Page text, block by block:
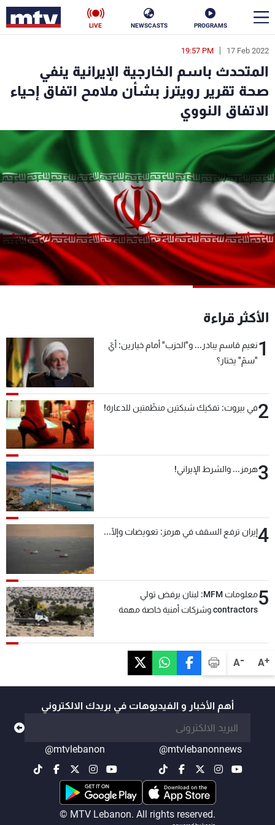
PROGRAMS
NEWSCASTS
LIVE
A+
A-
17 Feb 2022
19:57 PM
المتحدث باسم الخارجية الإيرانية ينفي
صحة تقرير رويترز بشأن ملامح اتفاق إحياء
الاتفاق النووي
الأكثر قراءة
1نعيم قاسم يبادر... و"الحزب" أمام خيارين: أيّ
"سمّ" يختار؟
2في بيروت: تفكيك شبكتين منظّمتين للدعارة!
3هرمز... والشرط الإيراني!
4إيران ترفع السقف في هرمز: تعويضات وإلّا...
5
معلومات MFM: لبنان يرفض تولي
contractors وشركات أمنية خاصة مهمة
أهم الأخبار و الفيديوهات في بريدك الالكتروني
@mtvlebanonnews
@mtvlebanon
© MTV Lebanon. All rights reserved.
en
الأخبار
سياسة
إقتصاد
منوعات رياضة
كأس العالم
البرامج
جدول البرامج
شاهد البرامج
عن MTV
الإنـتـاج
وظائف
سياسة الخصوصية